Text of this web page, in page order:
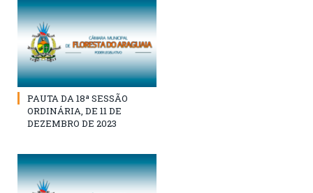
PAUTA DA 18ª SESSÃO
ORDINÁRIA, DE 11 DE
DEZEMBRO DE 2023